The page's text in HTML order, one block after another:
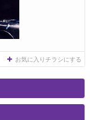
お気に入りチラシにする